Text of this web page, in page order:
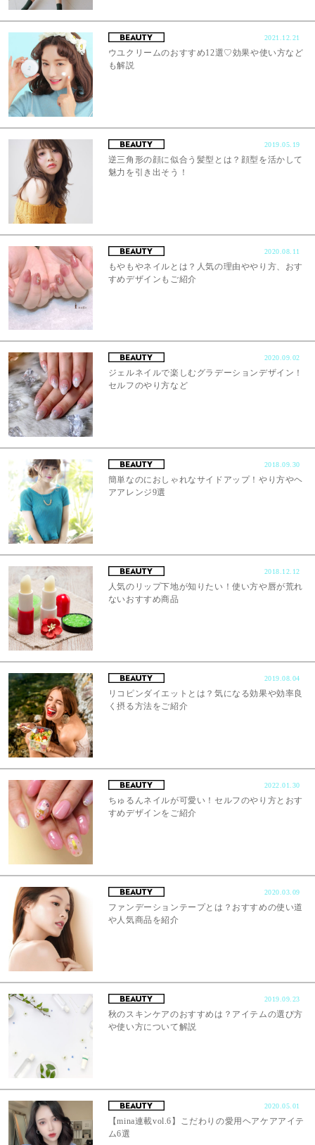
2021.12.21
ウユクリームのおすすめ12選♡効果や使い方など
も解説
2019.05.19
逆三角形の顔に似合う髪型とは？顔型を活かして
魅力を引き出そう！
2020.08.11
もやもやネイルとは？人気の理由ややり方、おす
すめデザインもご紹介
2020.09.02
ジェルネイルで楽しむグラデーションデザイン！
セルフのやり方など
2018.09.30
簡単なのにおしゃれなサイドアップ！やり方やヘ
アアレンジ9選
2018.12.12
人気のリップ下地が知りたい！使い方や唇が荒れ
ないおすすめ商品
2019.08.04
リコピンダイエットとは？気になる効果や効率良
く摂る方法をご紹介
2022.01.30
ちゅるんネイルが可愛い！セルフのやり方とおす
すめデザインをご紹介
2020.03.09
ファンデーションテープとは？おすすめの使い道
や人気商品を紹介
2019.09.23
秋のスキンケアのおすすめは？アイテムの選び方
や使い方について解説
2020.05.01
【mina連載vol.6】こだわりの愛用ヘアケアアイテ
ム6選